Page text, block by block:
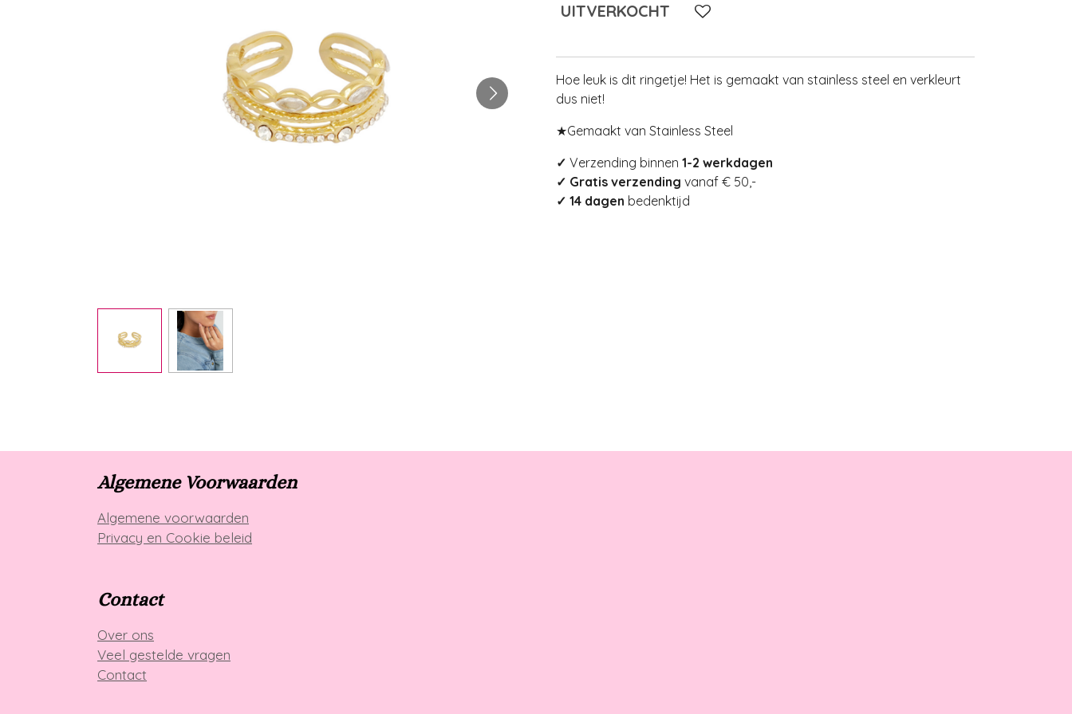
UITVERKOCHT
Hoe leuk is dit ringetje! Het is gemaakt van stainless steel en verkleurt
dus niet!
★Gemaakt van Stainless Steel
✓ Verzending binnen 1-2 werkdagen
✓ Gratis verzending vanaf € 50,-
✓ 14 dagen bedenktijd
Algemene Voorwaarden
Algemene voorwaarden
Privacy en Cookie beleid
Contact
Over ons
Veel gestelde vragen
Contact